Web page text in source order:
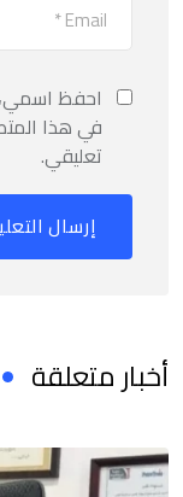
احفظ اسمي،
في هذا
تعليقي.
أخبار متعلقة